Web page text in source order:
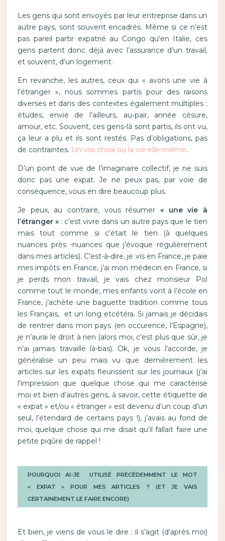
Les gens qui sont envoyés par leur entreprise dans un
autre pays, sont souvent encadrés. Même si ce n’est
pas pareil partir expatrié au Congo qu’en Italie, ces
gens partent donc déjà avec l’assurance d’un travail,
et souvent, d’un logement.
En revanche, les autres, ceux qui « avons une vie à
l’étranger », nous sommes partis pour des raisons
diverses et dans des contextes également multiples :
études, envie de l’ailleurs, au-pair, année césure,
amour, etc. Souvent, ces gens-là sont partis, ils ont vu,
ça leur a plu et ils sont restés. Pas d’obligations, pas
de contraintes. Un vrai choix ou la vie elle-même.
D’un point de vue de l’imaginaire collectif, je ne suis
donc pas une expat. Je ne peux pas, par voie de
conséquence, vous en dire beaucoup plus.
Je peux, au contraire, vous résumer« une vie à
l’étranger » : c’est vivre dans un autre pays que le tien
mais tout comme si c’était le tien (à quelques
nuances près -nuances que j’évoque régulièrement
dans mes articles). C’est-à-dire, je vis en France, je paie
mes impôts en France, j’ai mon médecin en France, si
je perds mon travail, je vais chez monsieur Pol
comme tout le monde, mes enfants vont à l’école en
France, j’achète une baguette tradition comme tous
les Français, et un long etcétéra. Si jamais je décidais
de rentrer dans mon pays (en occurence, l’Espagne),
je n’aurai le droit à rien (alors moi, c’est plus que sûr, je
n’ai jamais travaillé là-bas). Ok, je vous l’accorde, je
généralise un peu mais vu que dernièrement les
articles sur les expats fleurissent sur les journaux (j’ai
l’impression que quelque chose qui me caractérise
moi et bien d’autres gens, à savoir, cette étiquette de
« expat » et/ou « étranger » est devenu d’un coup d’un
seul, l’étendard de certains pays !), j’avais au fond de
moi, quelque chose qui me disait qu’il fallait faire une
petite piqûre de rappel !
POURQUOI AI-JE UTILISÉ PRÉCÉDEMMENT LE MOT
« EXPAT » POUR MES ARTICLES ? (ET JE VAIS
CERTAINEMENT LE FAIRE ENCORE)
Et bien, je viens de vous le dire : il s’agit (d’après moi)